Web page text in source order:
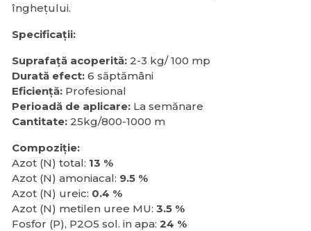
înghețului.
Specificații:
Suprafață acoperită: 2-3 kg/ 100 mp
Durată efect: 6 săptămâni
Eficiență: Profesional
Perioadă de aplicare: La semănare
Cantitate: 25kg/800-1000 m
Compoziție:
Azot (N) total: 13 %
Azot (N) amoniacal: 9.5 %
Azot (N) ureic: 0.4 %
Azot (N) metilen uree MU: 3.5 %
Fosfor (P), P2O5 sol. in apa: 24 %